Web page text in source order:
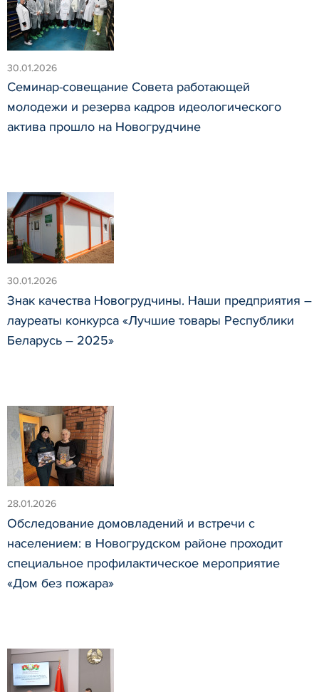
30.01.2026
Семинар-совещание Совета работающей
молодежи и резерва кадров идеологического
актива прошло на Новогрудчине
30.01.2026
Знак качества Новогрудчины. Наши предприятия –
лауреаты конкурса «Лучшие товары Республики
Беларусь – 2025»
28.01.2026
Обследование домовладений и встречи с
населением: в Новогрудском районе проходит
специальное профилактическое мероприятие
«Дом без пожара»